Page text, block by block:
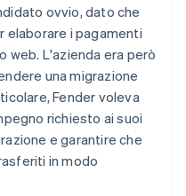
ovvio, dato che
elaborare i pagamenti
web. L'azienda era però
una migrazione
Fender voleva
richiesto ai suoi
e garantire che
in modo